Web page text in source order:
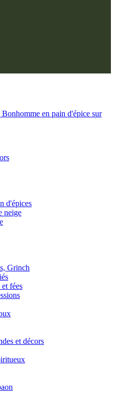
en pain d'épice sur
d'épices
neige
Grinch
fées
et décors